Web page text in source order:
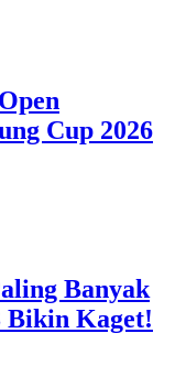
Cup 2026
Banyak
Bikin Kaget!